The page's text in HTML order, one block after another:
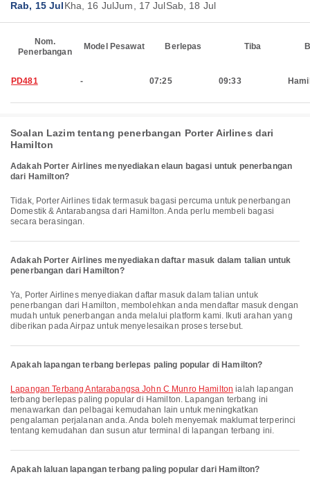
Rab, 15 JulKha, 16 JulJum, 17 JulSab, 18 Jul
Nom.
Penerbangan
Model Pesawat Berlepas Tiba
PD481 - 07:25 09:33
Soalan Lazim tentang penerbangan Porter Airlines dari
Hamilton
Adakah Porter Airlines menyediakan elaun bagasi untuk penerbangan
dari Hamilton?
Tidak, Porter Airlines tidak termasuk bagasi percuma untuk penerbangan
Domestik & Antarabangsa dari Hamilton. Anda perlu membeli bagasi
secara berasingan.
Adakah Porter Airlines menyediakan daftar masuk dalam talian untuk
penerbangan dari Hamilton?
Ya, Porter Airlines menyediakan daftar masuk dalam talian untuk
penerbangan dari Hamilton, membolehkan anda mendaftar masuk dengan
mudah untuk penerbangan anda melalui platform kami. Ikuti arahan yang
diberikan pada Airpaz untuk menyelesaikan proses tersebut.
Apakah lapangan terbang berlepas paling popular di Hamilton?
Lapangan Terbang Antarabangsa John C Munro Hamilton ialah lapangan
terbang berlepas paling popular di Hamilton. Lapangan terbang ini
menawarkan dan pelbagai kemudahan lain untuk meningkatkan
pengalaman perjalanan anda. Anda boleh menyemak maklumat terperinci
tentang kemudahan dan susun atur terminal di lapangan terbang ini.
Apakah laluan lapangan terbang paling popular dari Hamilton?